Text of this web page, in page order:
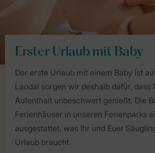
Erster Urlaub mit Baby
Der erste Urlaub mit einem Baby ist
Landal sorgen wir deshalb dafür, dass
Aufenthalt unbeschwert genießt. Die
Ferienhäuser in unseren Ferienparks
ausgestattet, was Ihr und Euer
Urlaub braucht.